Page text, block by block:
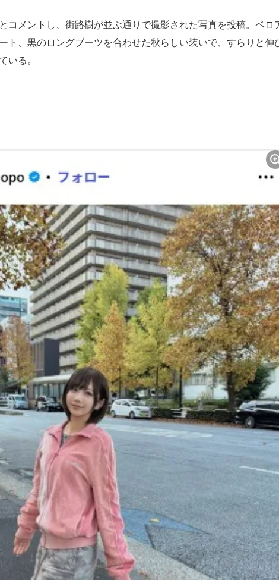
コメントし、街路樹が並ぶ通りで撮影された写真を投稿。ベロ
ト、黒のロングブーツを合わせた秋らしい装いで、すらりと伸
る。